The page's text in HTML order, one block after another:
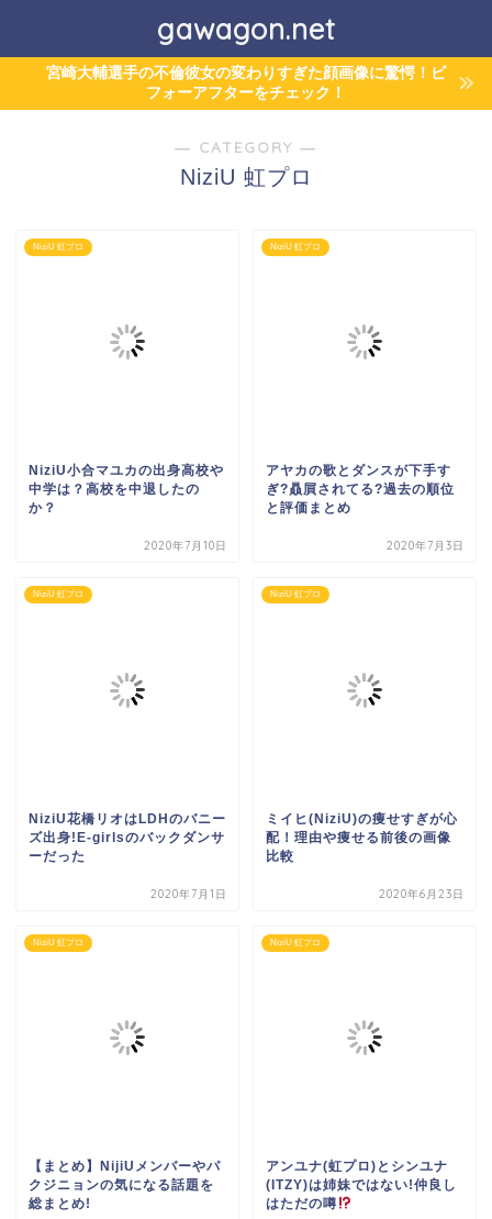
gawagon.net
宮崎大輔選手の不倫彼女の変わりすぎた顔画像に驚愕！ビ
フォーアフターをチェック！
― CATEGORY ―
NiziU 虹プロ
NiziU 虹プロ
NiziU小合マユカの出身高校や
中学は？高校を中退したの
か？
2020年7月10日
NiziU 虹プロ
アヤカの歌とダンスが下手す
ぎ?贔屓されてる?過去の順位
と評価まとめ
2020年7月3日
NiziU 虹プロ
NiziU花橋リオはLDHのバニー
ズ出身!E-girlsのバックダンサ
ーだった
2020年7月1日
NiziU 虹プロ
ミイヒ(NiziU)の痩せすぎが心
配！理由や痩せる前後の画像
比較
2020年6月23日
NiziU 虹プロ
【まとめ】NijiUメンバーやパ
クジニョンの気になる話題を
総まとめ!
NiziU 虹プロ
アンユナ(虹プロ)とシンユナ
(ITZY)は姉妹ではない!仲良し
はただの噂